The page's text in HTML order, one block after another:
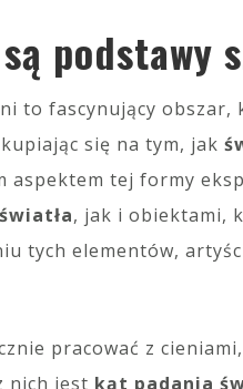
podstawy
to fascynujący
się na tym, jak
aspektem tej formy
, jak i obiektami,
tych elementów,
pracować z
nich jest kąt padania